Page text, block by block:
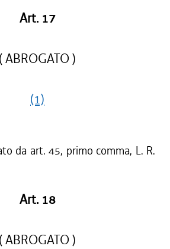
Art. 17
( ABROGATO )
(1)
da art. 45, primo comma, L. R.
Art. 18
( ABROGATO )